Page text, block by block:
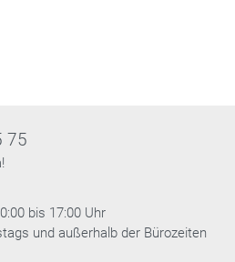
75
bis 17:00 Uhr
und außerhalb der Bürozeiten